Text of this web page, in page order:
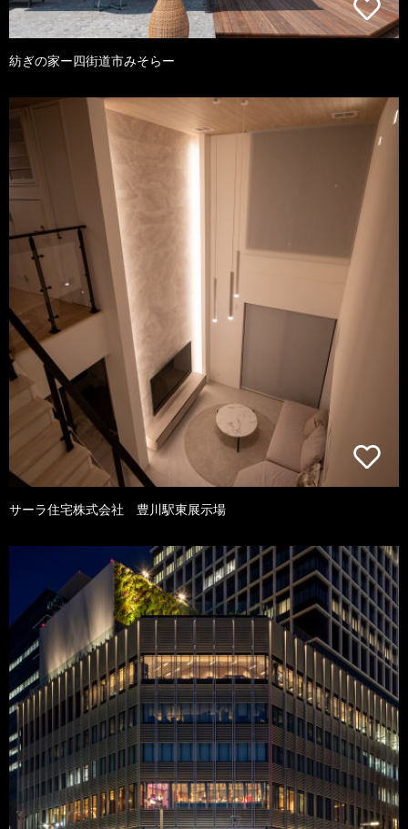
紡ぎの家ー四街道市みそらー
サーラ住宅株式会社 豊川駅東展示場